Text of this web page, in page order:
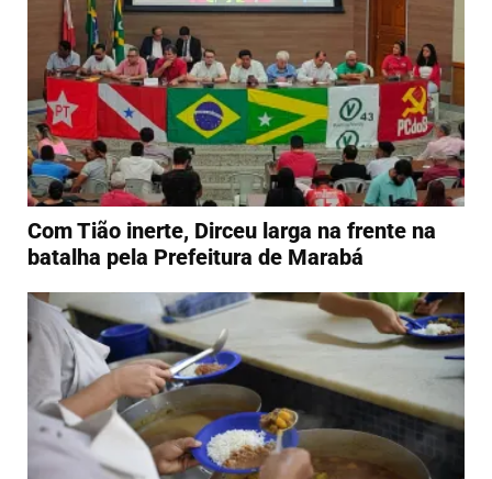
Com Tião inerte, Dirceu larga na frente na
batalha pela Prefeitura de Marabá